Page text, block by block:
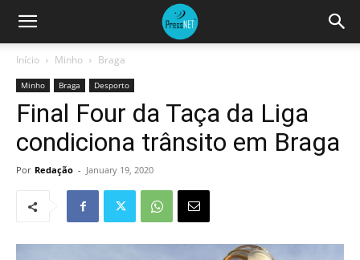
Início Minho Braga
Minho Braga Desporto
Final Four da Taça da Liga
condiciona trânsito em Braga
Por Redação - January 19, 2020